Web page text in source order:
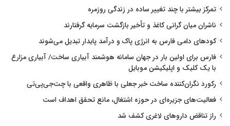
تمرکز بیشتر با چند تغییر ساده در زندگی روزمره
ناشران میان گرانی کاغذ و تأخیر بازگشت سرمایه گرفتارند
کودهای دامی فارس به انرژی پاک و درآمد پایدار تبدیل می‌شوند
فارس برای اولین بار در جهان سامانه هوشمند آبیاری ساخت/ آبیاری مزارع
با یک کلیک و اپلیکیشن موبایل
رکورد نگران‌کننده ساخت خبر جعلی با ظاهری واقعی با چت‌جی‌پی‌تی
فعالیت‌های جزیره‌ای در حوزه اشتغال، مانع تحقق اهداف است
راز تناقض داروهای لاغری کشف شد